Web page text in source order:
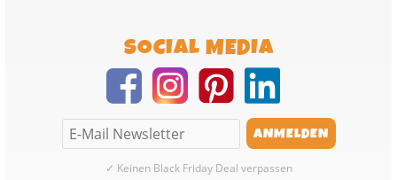
SOCIAL MEDIA
✓ Keinen Black Friday Deal verpassen